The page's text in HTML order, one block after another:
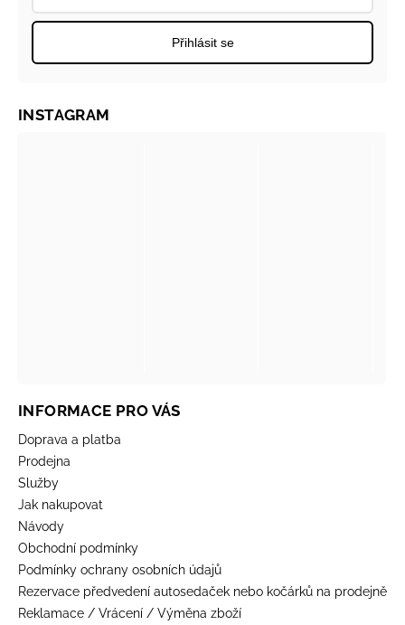
Přihlásit se
INFORMACE PRO VÁS
Doprava a platba
Prodejna
Služby
Jak nakupovat
Návody
Obchodní podmínky
Podmínky ochrany osobních údajů
Rezervace předvedení autosedaček nebo kočárků na prodejně
Reklamace / Vrácení / Výměna zboží
INSTAGRAM